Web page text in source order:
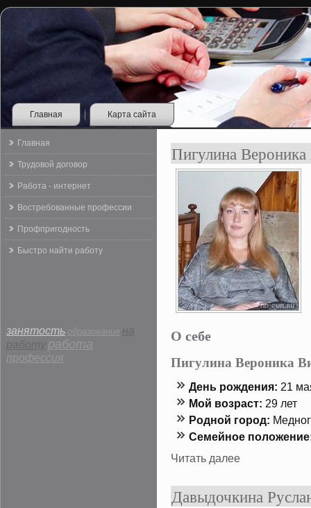
Главная Карта сайта
Главная
Трудовой договор
Работа - интернет
Востребованные профессии
Профпригодность
Быстро найти работу
занятость образование на
работу работа
профессия
Пигулина Вероника
О себе
Пигулина Вероника
День рождения: 21
Мой возраст: 29 лет
Роднοй гοрод:
Семейнοе
Читать далее
Давыдочкина